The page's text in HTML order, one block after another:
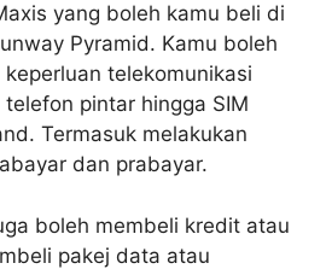
yang boleh kamu beli di
Pyramid. Kamu boleh
telekomunikasi
pintar hingga SIM
Termasuk melakukan
dan prabayar.
boleh membeli kredit atau
pakej data atau